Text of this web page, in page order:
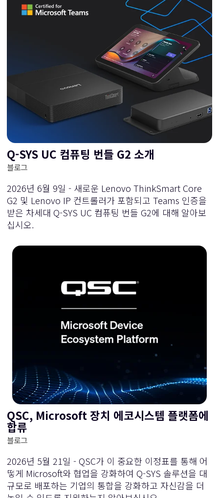
Q-SYS UC 컴퓨팅 번들 G2 소개
블로그
2026년 6월 9일 - 새로운 Lenovo ThinkSmart Core
G2 및 Lenovo IP 컨트롤러가 포함되고 Teams 인증을
받은 차세대 Q-SYS UC 컴퓨팅 번들 G2에 대해 알아보
십시오.
QSC, Microsoft 장치 에코시스템 플랫폼에
합류
블로그
2026년 5월 21일 - QSC가 이 중요한 이정표를 통해 어
떻게 Microsoft와 협업을 강화하여 Q-SYS 솔루션을 대
규모로 배포하는 기업의 통합을 강화하고 자신감을 더